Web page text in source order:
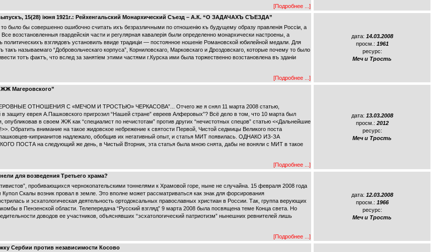
[Подробнее ...]
15(28) iюня 1921г.: Рейхенгальский Монархический Съезд – А.К. “О ЗАДАЧАХЪ СЪЕЗДА”
то было бы совершенно ошибочно считать ихъ безразличными по отношенiю къ будущему образу правленiя Россiи, а
возстановленныя гвардейскiя части и регулярная кавалерiя были определенно монархически настроены, а
взглядовъ установилъ ввиде традицiи — постоянное ношенiе Романовской юбилейной медали. Для
называемаго “Добровольческаго корпуса”, Корниловскаго, Марковскаго и Дроздовскаго, которые почему то было
тотъ фактъ, что вслед за занятiем этими частями г.Курска ими была торжественно возстановлена въ зданiи
[Подробнее ...]
дата: 14.03.2008
просм.: 1961
ресурс:
Меч и Трость
Магеровского”
НЕРОВНЫЕ ОТНОШЕНИЯ С «МЕЧОМ И ТРОСТЬЮ» ЧЕРКАСОВА”... Отчего же я снял 11 марта 2008 статью,
защиту еврея А.Пашковского пригрозил “Нашей стране” евреев Алферовых”? Всё дело в том, что 10 марта был
в своем ЖЖ как “специалист по нечистотам” против других “нечистотных спецов” статью <<Дальнейшие
внимание на такое жидовское небрежение к святости Первой, Чистой седмицы Великого поста
киприанитов надлежало, обобщив их негативный опыт, и статья МИТ появилась. ОДНАКО ИЗ-ЗА
на следующий же день, в Чистый Вторник, эта статья была мною снята, дабы не воняли с МИТ в такое
[Подробнее ...]
дата: 13.03.2008
просм.: 2012
ресурс:
Меч и Трость
для возведения Третьего храма?
пробивающихся чернокопательскими тоннелями к Храмовой горе, ныне не случайна. 15 февраля 2008 года
Скалы возник провал в земле. Это вполне может рассматриваться как знак для форсирования
и эсхатологическая деятельность ортодоксальных православных христиан в России. Так, группа верующих
в Пензенской области. Телепередача “Русский взгляд” 9 марта 2008 была посвящена теме Конца света. Но
доводов ее участников, объяснявших “эсхатологический патриотизм” нынешних ревнителей лишь
[Подробнее ...]
дата: 12.03.2008
просм.: 1966
ресурс:
Меч и Трость
Сербии против независимости Косово